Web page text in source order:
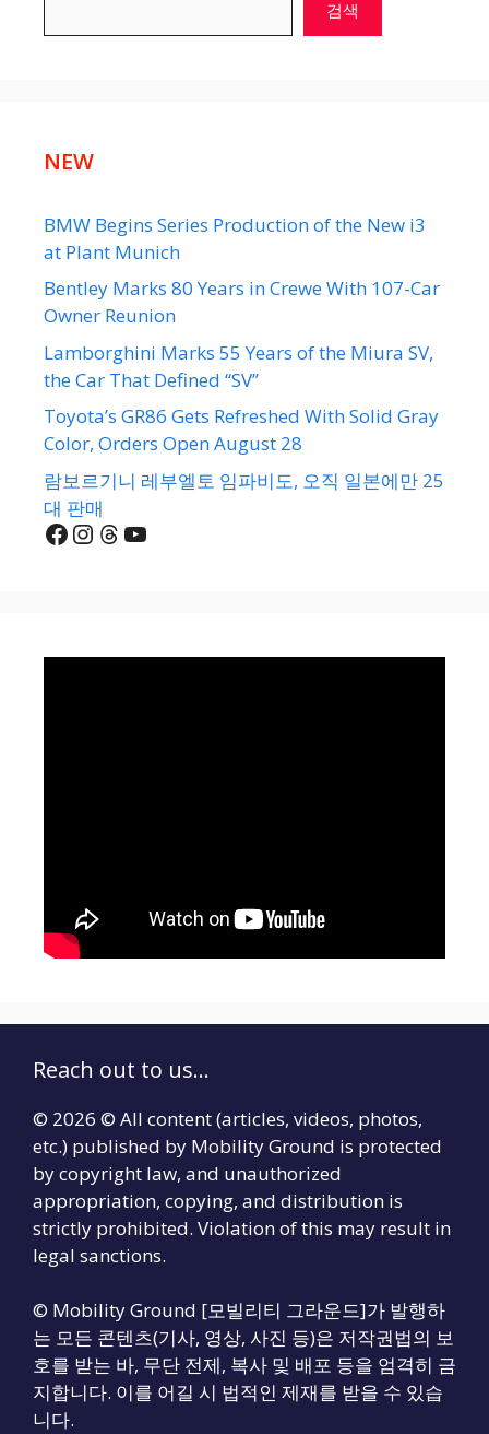
검색
NEW
BMW Begins Series Production of the New i3
at Plant Munich
Bentley Marks 80 Years in Crewe With 107-Car
Owner Reunion
Lamborghini Marks 55 Years of the Miura SV,
the Car That Defined “SV”
Toyota’s GR86 Gets Refreshed With Solid Gray
Color, Orders Open August 28
람보르기니 레부엘토 임파비도, 오직 일본에만 25
대 판매
Facebook
Instagram
Threads
YouTube
Reach out to us...
© 2026 © All content (articles, videos, photos,
etc.) published by Mobility Ground is protected
by copyright law, and unauthorized
appropriation, copying, and distribution is
strictly prohibited. Violation of this may result in
legal sanctions.
© Mobility Ground [모빌리티 그라운드]가 발행하
는 모든 콘텐츠(기사, 영상, 사진 등)은 저작권법의 보
호를 받는 바, 무단 전제, 복사 및 배포 등을 엄격히 금
지합니다. 이를 어길 시 법적인 제재를 받을 수 있습
니다.